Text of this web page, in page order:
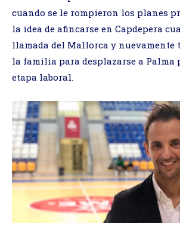
cuando se le rompieron los planes
la idea de afincarse en Capdepera
llamada del Mallorca y nuevamente
la familia para desplazarse a Palma
etapa laboral.